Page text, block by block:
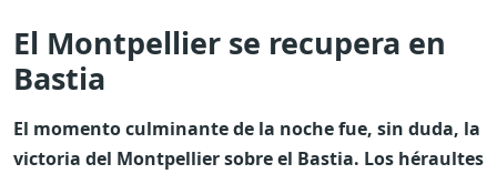
El Montpellier se recupera en
Bastia
El momento culminante de la noche fue, sin duda, la
victoria del Montpellier sobre el Bastia. Los héraultes